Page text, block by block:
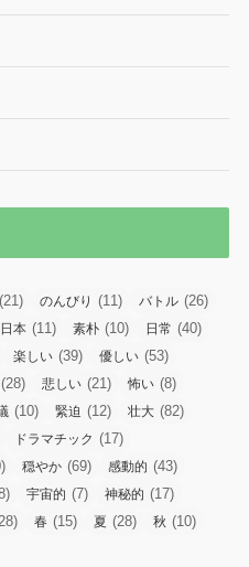
(21) のんびり (11) バトル (26)
日本 (11) 素朴 (10) 日常 (40)
楽しい (39) 優しい (53)
(28) 悲しい (21) 怖い (8)
(10) 緊迫 (12) 壮大 (82)
ドラマチック (17)
穏やか (69) 感動的 (43)
宇宙的 (7) 神秘的 (17)
春 (15) 夏 (28) 秋 (10)